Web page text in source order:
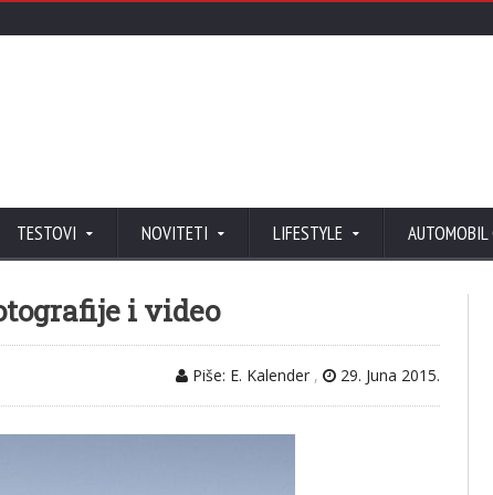
TESTOVI NOVITETI LIFESTYLE AUTOMOBIL
i video
Piše: E. Kalender , 29. Juna 2015.